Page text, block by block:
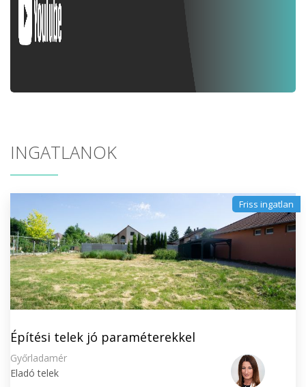
INGATLANOK
Friss ingatlan
Építési telek jó paraméterekkel
Győrladamér
Eladó telek